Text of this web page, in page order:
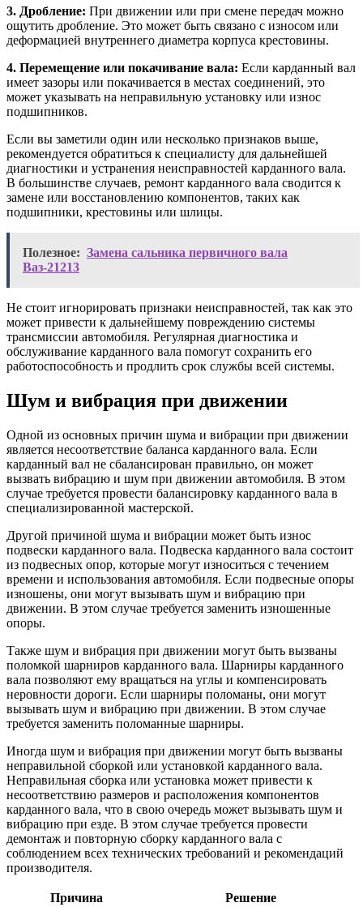
3. Дробление: При движении или при смене передач можно
ощутить дробление. Это может быть связано с износом или
деформацией внутреннего диаметра корпуса крестовины.
4. Перемещение или покачивание вала: Если карданный вал
имеет зазоры или покачивается в местах соединений, это
может указывать на неправильную установку или износ
подшипников.
Если вы заметили один или несколько признаков выше,
рекомендуется обратиться к специалисту для дальнейшей
диагностики и устранения неисправностей карданного вала.
В большинстве случаев, ремонт карданного вала сводится к
замене или восстановлению компонентов, таких как
подшипники, крестовины или шлицы.
Полезное: Замена сальника первичного вала
Ваз-21213
Не стоит игнорировать признаки неисправностей, так как это
может привести к дальнейшему повреждению системы
трансмиссии автомобиля. Регулярная диагностика и
обслуживание карданного вала помогут сохранить его
работоспособность и продлить срок службы всей системы.
Шум и вибрация при движении
Одной из основных причин шума и вибрации при движении
является несоответствие баланса карданного вала. Если
карданный вал не сбалансирован правильно, он может
вызвать вибрацию и шум при движении автомобиля. В этом
случае требуется провести балансировку карданного вала в
специализированной мастерской.
Другой причиной шума и вибрации может быть износ
подвески карданного вала. Подвеска карданного вала состоит
из подвесных опор, которые могут износиться с течением
времени и использования автомобиля. Если подвесные опоры
изношены, они могут вызывать шум и вибрацию при
движении. В этом случае требуется заменить изношенные
опоры.
Также шум и вибрация при движении могут быть вызваны
поломкой шарниров карданного вала. Шарниры карданного
вала позволяют ему вращаться на углы и компенсировать
неровности дороги. Если шарниры поломаны, они могут
вызывать шум и вибрацию при движении. В этом случае
требуется заменить поломанные шарниры.
Иногда шум и вибрация при движении могут быть вызваны
неправильной сборкой или установкой карданного вала.
Неправильная сборка или установка может привести к
несоответствию размеров и расположения компонентов
карданного вала, что в свою очередь может вызывать шум и
вибрацию при езде. В этом случае требуется провести
демонтаж и повторную сборку карданного вала с
соблюдением всех технических требований и рекомендаций
производителя.
Причина
Решение